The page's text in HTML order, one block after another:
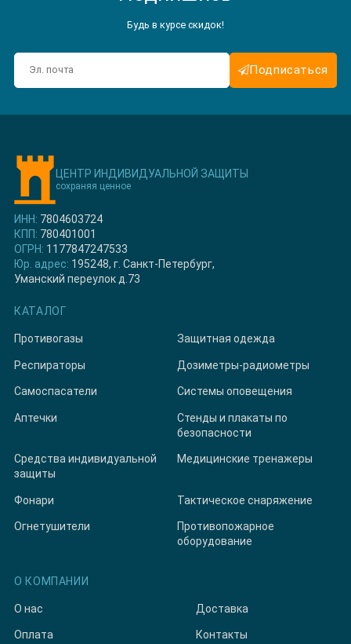
Будь в курсе скидок!
Подписаться
ЦЕНТР ИНДИВИДУАЛЬНОЙ ЗАЩИТЫ
сохраняя ценное
ИНН: 7804603724
КПП: 780401001
ОГРН: 1177847247533
Юр. адрес: 195248, г. Санкт-Петербург,
Уманский переулок д.73
КАТАЛОГ
Противогазы Защитная одежда
Респираторы Дозиметры-радиометры
Самоспасатели Системы оповещения
Аптечки
Стенды и плакаты по
безопасности
Средства индивидуальной
защиты
Медицинские тренажеры
Фонари Тактическое снаряжение
Огнетушители
Противопожарное
оборудование
О КОМПАНИИ
О нас Доставка
Оплата Контакты